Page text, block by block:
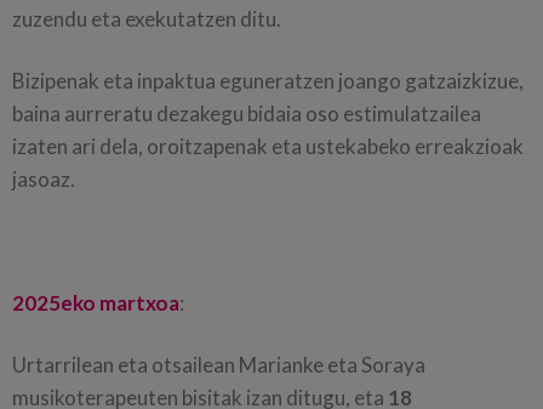
zuzendu eta exekutatzen ditu.
Bizipenak eta inpaktua eguneratzen joango gatzaizkizue,
baina aurreratu dezakegu bidaia oso estimulatzailea
izaten ari dela, oroitzapenak eta ustekabeko erreakzioak
jasoaz.
2025eko martxoa:
Urtarrilean eta otsailean Marianke eta Soraya
musikoterapeuten bisitak izan ditugu, eta 18